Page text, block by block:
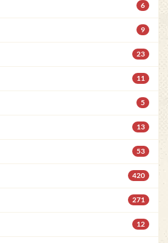
6
9
23
11
5
13
53
420
271
12